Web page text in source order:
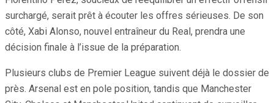
surchargé, serait prêt à écouter les offres sérieuses. De son
côté, Xabi Alonso, nouvel entraîneur du Real, prendra une
décision finale à l’issue de la préparation.
Plusieurs clubs de Premier League suivent déjà le dossier de
près. Arsenal est en pole position, tandis que Manchester